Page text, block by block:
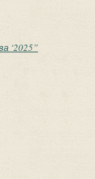
‘2025”